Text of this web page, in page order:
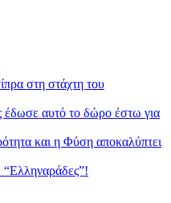
στη στάχτη του
αυτό το δώρο έστω για
και η Φύση αποκαλύπτει